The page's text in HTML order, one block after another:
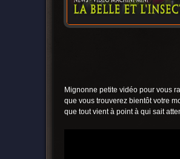
Mignonne petite vidéo pour vous
que vous trouverez bientôt votre
que tout vient à point à qui sait